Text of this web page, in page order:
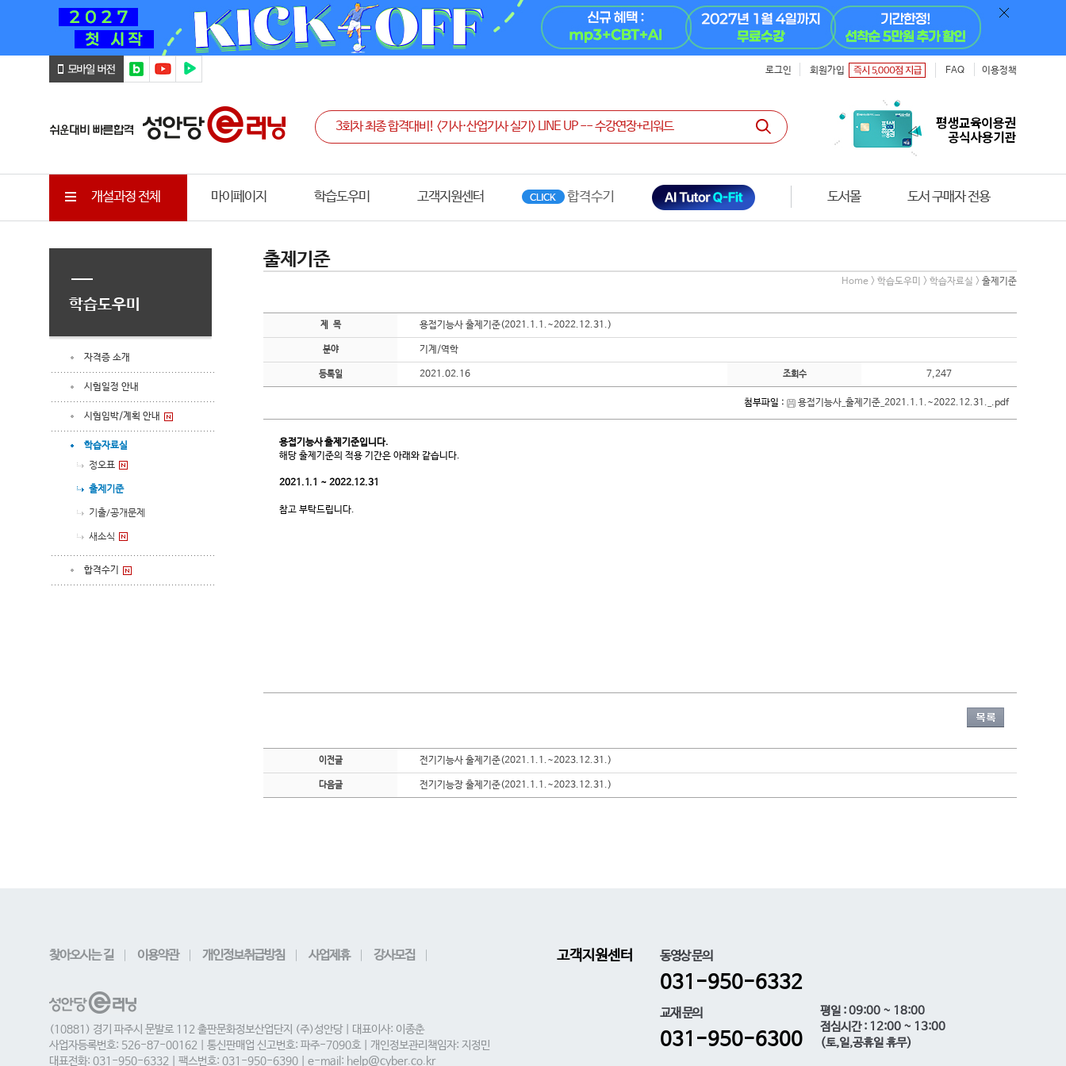
로그인 회원가입 FAQ 이용정책
개설과정 전체 마이페이지 학습도우미 고객지원센터 도서몰 도서 구매자 전용
학습도우미
자격증 소개
시험일정 안내
시험임박/계획 안내
학습자료실
정오표
출제기준
기출/공개문제
새소식
합격수기
출제기준
Home > 학습도우미 > 학습자료실 > 출제기준
제 목 용접기능사 출제기준(2021.1.1.~2022.12.31.)
분야 기계/역학
등록일 2021.02.16 조회수 7,247
첨부파일 : 용접기능사_출제기준_2021.1.1.~2022.12.31._.pdf
용접기능사 출제기준입니다.
해당 출제기준의 적용 기간은 아래와 같습니다.
2021.1.1 ~ 2022.12.31
참고 부탁드립니다.
이전글 전기기능사 출제기준(2021.1.1.~2023.12.31.)
다음글 전기기능장 출제기준(2021.1.1.~2023.12.31.)
찾아오시는 길 이용약관 개인정보취급방침 사업제휴 강사모집
(10881) 경기 파주시 문발로 112 출판문화정보산업단지 (주)성안당 | 대표이사: 이종춘
사업자등록번호: 526-87-00162 | 통신판매업 신고번호: 파주-7090호 | 개인정보관리책임자: 지정민
대표전화: 031-950-6332 | 팩스번호: 031-950-6390 | e-mail: help@cyber.co.kr
고객지원센터 동영상 문의
031-950-6332
교재 문의
031-950-6300
평일 : 09:00 ~ 18:00
점심시간 : 12:00 ~ 13:00
(토,일,공휴일 휴무)